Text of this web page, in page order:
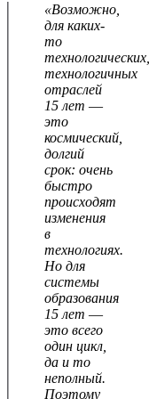
«Возможно,
для каких-
то
технологических,
технологичных
отраслей
15 лет —
это
космический,
долгий
срок: очень
быстро
происходят
изменения
в
технологиях.
Но для
системы
образования
15 лет —
это всего
один цикл,
да и то
неполный.
Поэтому